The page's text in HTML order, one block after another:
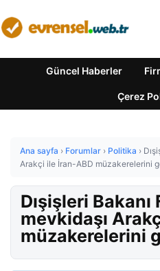
Güncel Haberler
Çerez
Ana sayfa › Forumlar › Politika ›
Arakçi ile İran-ABD müzakerelerini
Dışişleri Bakanı
mevkidaşı
müzakerelerini